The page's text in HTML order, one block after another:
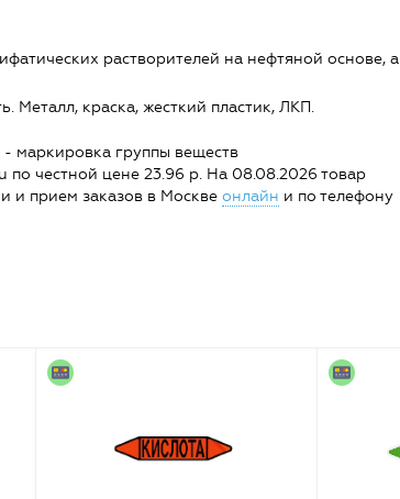
растворителей на нефтяной основе, а
Металл, краска, жесткий пластик, ЛКП.
маркировка группы веществ
честной цене 23.96 р. На 08.08.2026 товар
и прием заказов в Москве онлайн и по телефону